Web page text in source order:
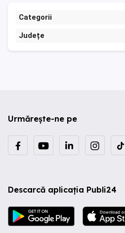
Categorii
Județe
Urmărește-ne pe
Descarcă aplicația Publi24